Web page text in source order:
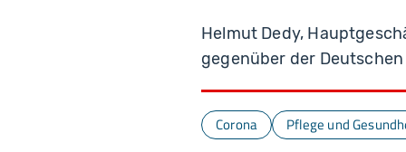
Helmut Dedy,
gegenüber der
Corona Pflege und